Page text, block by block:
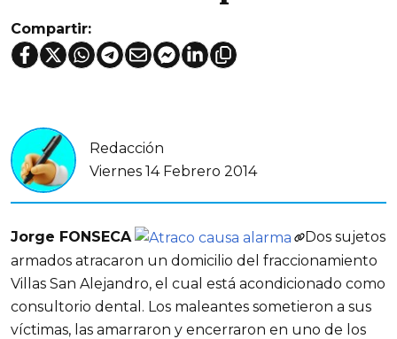
Compartir:
Redacción
Viernes 14 Febrero 2014
Jorge FONSECA
Dos sujetos
armados atracaron un domicilio del fraccionamiento
Villas San Alejandro, el cual está acondicionado como
consultorio dental. Los maleantes sometieron a sus
víctimas, las amarraron y encerraron en uno de los